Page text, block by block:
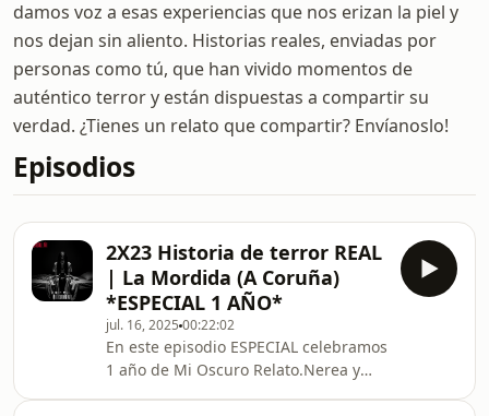
damos voz a esas experiencias que nos erizan la piel y
nos dejan sin aliento. Historias reales, enviadas por
personas como tú, que han vivido momentos de
auténtico terror y están dispuestas a compartir su
verdad. ¿Tienes un relato que compartir? Envíanoslo!
Episodios
2X23 Historia de terror REAL
| La Mordida (A Coruña)
*ESPECIAL 1 AÑO*
jul. 16, 2025 00:22:02
En este episodio ESPECIAL celebramos
1 año de Mi Oscuro Relato.Nerea y